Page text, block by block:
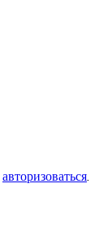
авторизоваться.